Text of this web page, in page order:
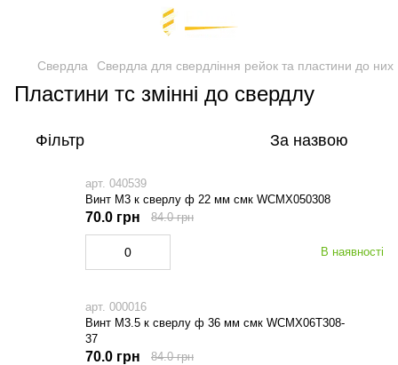
Свердла Свердла для свердління рейок та пластини до них
Пластини тс змінні до свердлу
Фільтр За назвою
арт. 040539
Винт М3 к сверлу ф 22 мм смк WCMX050308
В наявності
70.0 грн 84.0 грн
арт. 000016
Винт М3.5 к сверлу ф 36 мм смк WCMX06Т308-
37
70.0 грн 84.0 грн